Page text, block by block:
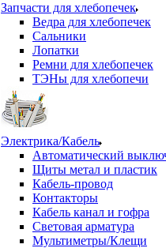
Запчасти для хлебопечек
Ведра для хлебопечек
Сальники
Лопатки
Ремни для хлебопечек
ТЭНы для хлебопечи
Электрика/Кабель
Автоматический
Щиты метал и пластик
Кабель-провод
Контакторы
Кабель канал и гофра
Световая арматура
Мультиметры/Клещи